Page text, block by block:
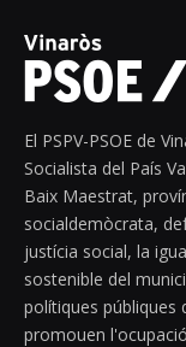
El PSPV-PSOE de
Socialista del País
Baix Maestrat,
socialdemòcrata,
justícia social, la
sostenible del
polítiques públiques
promouen